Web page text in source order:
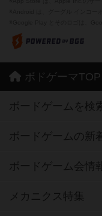
ボドゲーマTOP
ボードゲームを検
ボードゲームの新
ボードゲーム会情
メカニクス特集